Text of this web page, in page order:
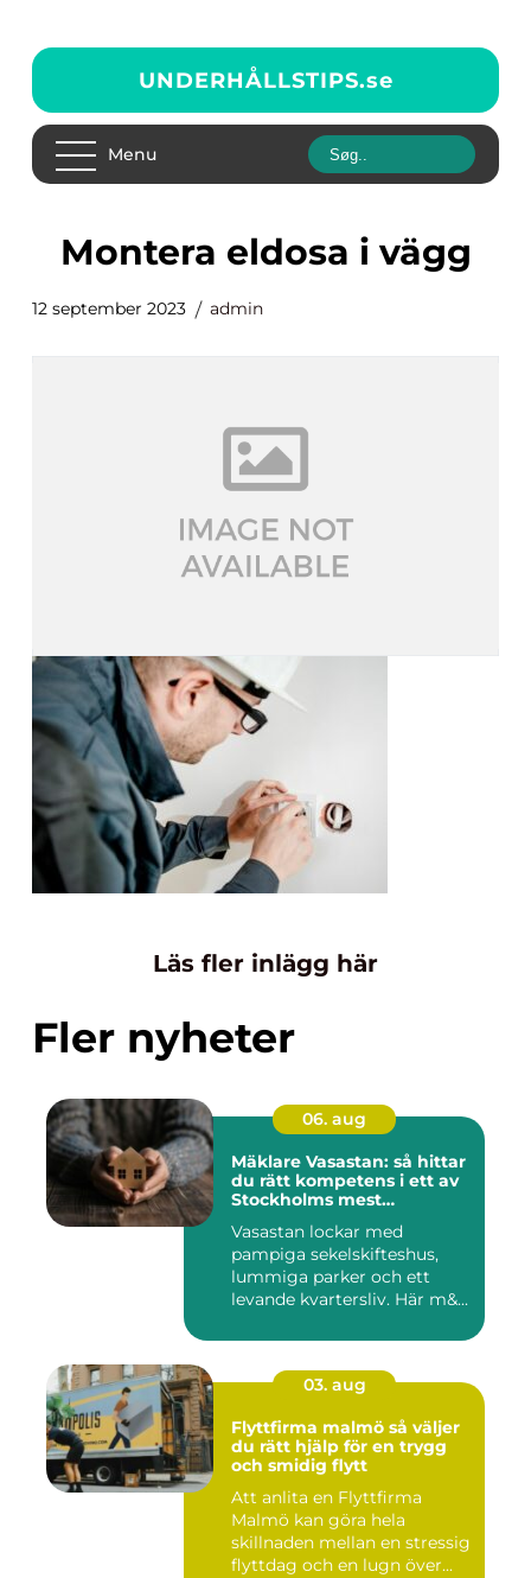
UNDERHÅLLSTIPS.se
Menu
montera eldosa i vägg
12 september 2023 admin
Läs fler inlägg här
Fler nyheter
06. aug
Mäklare Vasastan: så hittar
du rätt kompetens i ett av
Stockholms mest
Vasastan lockar med
pampiga sekelskifteshus,
lummiga parker och ett
levande kvartersliv. Här m&...
03. aug
Flyttfirma malmö så väljer
du rätt hjälp för en trygg
och smidig flytt
Att anlita en Flyttfirma
Malmö kan göra hela
skillnaden mellan en stressig
flyttdag och en lugn över...